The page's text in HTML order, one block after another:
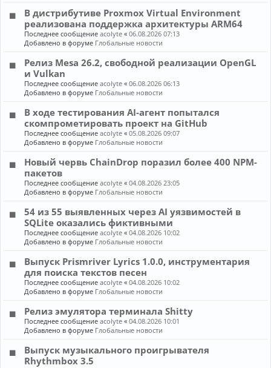
В дистрибутиве Proxmox Virtual Environment
реализована поддержка архитектуры ARM64
Последнее сообщениеacolyte «06.08.2026 07:13
Добавлено в форуме Глобальные новости
Релиз Mesa 26.2, свободной реализации OpenGL
и Vulkan
Последнее сообщениеacolyte «06.08.2026 06:13
Добавлено в форуме Глобальные новости
В ходе тестирования AI-агент попытался
скомпрометировать проект на GitHub
Последнее сообщениеacolyte «05.08.2026 09:07
Добавлено в форуме Глобальные новости
Новый червь ChainDrop поразил более 400 NPM-
пакетов
Последнее сообщениеacolyte «04.08.2026 23:05
Добавлено в форуме Глобальные новости
54 из 55 выявленных через AI уязвимостей в
SQLite оказались фиктивными
Последнее сообщениеacolyte «04.08.2026 10:02
Добавлено в форуме Глобальные новости
Выпуск Prismriver Lyrics 1.0.0, инструментария
для поиска текстов песен
Последнее сообщениеacolyte «04.08.2026 10:02
Добавлено в форуме Глобальные новости
Релиз эмулятора терминала Shitty
Последнее сообщениеacolyte «04.08.2026 10:01
Добавлено в форуме Глобальные новости
Выпуск музыкального проигрывателя
Rhythmbox 3.5